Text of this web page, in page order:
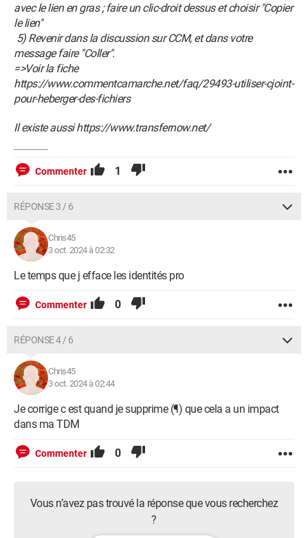
avec le lien en gras ; faire un clic-droit dessus et choisir "Copier
le lien"
5) Revenir dans la discussion sur CCM, et dans votre
message faire "Coller".
=>Voir la fiche
https://www.commentcamarche.net/faq/29493-utiliser-cjoint-
pour-heberger-des-fichiers
Il existe aussi https://www.transfernow.net/
Commenter 1
RÉPONSE 3 / 6
Chris45
3 oct. 2024 à 02:32
Le temps que j efface les identités pro
Commenter 0
RÉPONSE 4 / 6
Chris45
3 oct. 2024 à 02:44
Je corrige c est quand je supprime (¶) que cela a un impact
dans ma TDM
Commenter 0
Vous n’avez pas trouvé la réponse que vous recherchez
?